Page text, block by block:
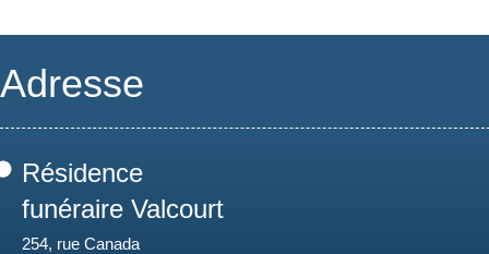
Adresse
Résidence
funéraire Valcourt
254, rue Canada